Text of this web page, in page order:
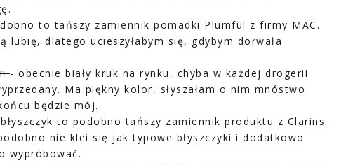
to tańszy zamiennik pomadki Plumful z firmy MAC.
dlatego ucieszyłabym się, gdybym dorwała
- obecnie biały kruk na rynku, chyba w każdej drogerii
Ma piękny kolor, słyszałam o nim mnóstwo
będzie mój.
to podobno tańszy zamiennik produktu z Clarins.
nie klei się jak typowe błyszczyki i dodatkowo
wypróbować.